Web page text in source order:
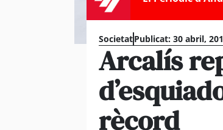
SocietatPublicat: 30 abril,
Arcalís
rècord